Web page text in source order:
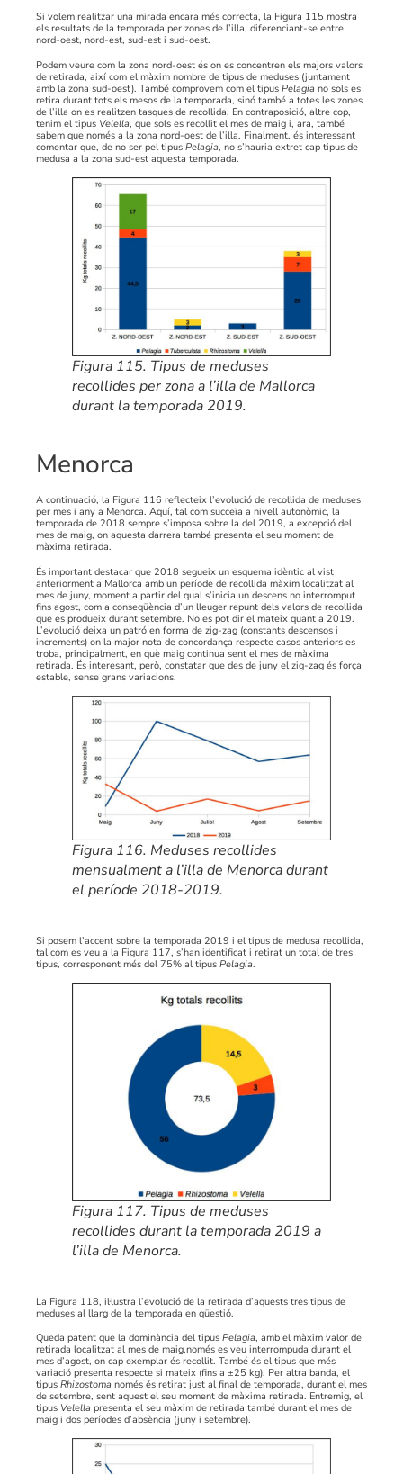
Si volem realitzar una mirada encara més correcta, la Figura 115 mostra
els resultats de la temporada per zones de l’illa, diferenciant-se entre
nord-oest, nord-est, sud-est i sud-oest.
Podem veure com la zona nord-oest és on es concentren els majors valors
de retirada, així com el màxim nombre de tipus de meduses (juntament
amb la zona sud-oest). També comprovem com el tipus Pelagia no sols es
retira durant tots els mesos de la temporada, sinó també a totes les zones
de l’illa on es realitzen tasques de recollida. En contraposició, altre cop,
tenim el tipus Velella, que sols es recollit el mes de maig i, ara, també
sabem que només a la zona nord-oest de l’illa. Finalment, és interessant
comentar que, de no ser pel tipus Pelagia, no s’hauria extret cap tipus de
medusa a la zona sud-est aquesta temporada.
Figura 115. Tipus de meduses
recollides per zona a l’illa de Mallorca
durant la temporada 2019.
Menorca
A continuació, la Figura 116 reflecteix l’evolució de recollida de meduses
per mes i any a Menorca. Aquí, tal com succeïa a nivell autonòmic, la
temporada de 2018 sempre s’imposa sobre la del 2019, a excepció del
mes de maig, on aquesta darrera també presenta el seu moment de
màxima retirada.
És important destacar que 2018 segueix un esquema idèntic al vist
anteriorment a Mallorca amb un període de recollida màxim localitzat al
mes de juny, moment a partir del qual s’inicia un descens no interromput
fins agost, com a conseqüència d’un lleuger repunt dels valors de recollida
que es produeix durant setembre. No es pot dir el mateix quant a 2019.
L’evolució deixa un patró en forma de zig-zag (constants descensos i
increments) on la major nota de concordança respecte casos anteriors es
troba, principalment, en què maig continua sent el mes de màxima
retirada. És interesant, però, constatar que des de juny el zig-zag és força
estable, sense grans variacions.
Figura 116. Meduses recollides
mensualment a l’illa de Menorca durant
el període 2018-2019.
Si posem l’accent sobre la temporada 2019 i el tipus de medusa recollida,
tal com es veu a la Figura 117, s’han identificat i retirat un total de tres
tipus, corresponent més del 75% al tipus Pelagia.
Figura 117. Tipus de meduses
recollides durant la temporada 2019 a
l’illa de Menorca.
La Figura 118, il·lustra l’evolució de la retirada d’aquests tres tipus de
meduses al llarg de la temporada en qüestió.
Queda patent que la dominància del tipus Pelagia, amb el màxim valor de
retirada localitzat al mes de maig,només es veu interrompuda durant el
mes d’agost, on cap exemplar és recollit. També és el tipus que més
variació presenta respecte si mateix (fins a ±25 kg). Per altra banda, el
tipus Rhizostoma només és retirat just al final de temporada, durant el mes
de setembre, sent aquest el seu moment de màxima retirada. Entremig, el
tipus Velella presenta el seu màxim de retirada també durant el mes de
maig i dos períodes d’absència (juny i setembre).